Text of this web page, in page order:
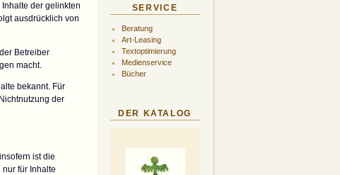
der gelinkten
ausdrücklich von
Betreiber
macht.
bekannt. Für
der
ist die
für Inhalte
SERVICE
Beratung
Art-Leasing
Textoptimierung
Medienservice
Bücher
DER KATALOG